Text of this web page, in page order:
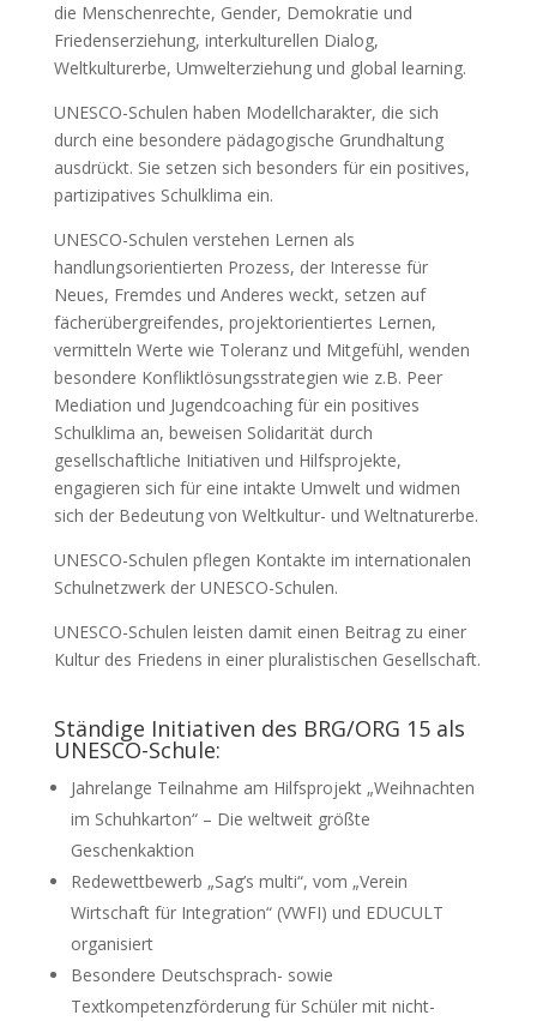
die Menschenrechte, Gender, Demokratie und
Friedenserziehung, interkulturellen Dialog,
Weltkulturerbe, Umwelterziehung und global learning.
UNESCO-Schulen haben Modellcharakter, die sich
durch eine besondere pädagogische Grundhaltung
ausdrückt. Sie setzen sich besonders für ein positives,
partizipatives Schulklima ein.
UNESCO-Schulen verstehen Lernen als
handlungsorientierten Prozess, der Interesse für
Neues, Fremdes und Anderes weckt, setzen auf
fächerübergreifendes, projektorientiertes Lernen,
vermitteln Werte wie Toleranz und Mitgefühl, wenden
besondere Konfliktlösungsstrategien wie z.B. Peer
Mediation und Jugendcoaching für ein positives
Schulklima an, beweisen Solidarität durch
gesellschaftliche Initiativen und Hilfsprojekte,
engagieren sich für eine intakte Umwelt und widmen
sich der Bedeutung von Weltkultur- und Weltnaturerbe.
UNESCO-Schulen pflegen Kontakte im internationalen
Schulnetzwerk der UNESCO-Schulen.
UNESCO-Schulen leisten damit einen Beitrag zu einer
Kultur des Friedens in einer pluralistischen Gesellschaft.
Ständige Initiativen des BRG/ORG 15 als
UNESCO-Schule:
Jahrelange Teilnahme am Hilfsprojekt „Weihnachten
im Schuhkarton“ – Die weltweit größte
Geschenkaktion
Redewettbewerb „Sag’s multi“, vom „Verein
Wirtschaft für Integration“ (VWFI) und EDUCULT
organisiert
Besondere Deutschsprach- sowie
Textkompetenzförderung für Schüler mit nicht-